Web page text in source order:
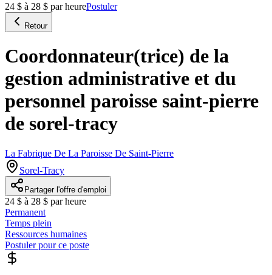
24 $ à 28 $ par heurePostuler
Retour
Coordonnateur(trice) de la
gestion administrative et du
personnel paroisse saint-pierre
de sorel-tracy
La Fabrique De La Paroisse De Saint-Pierre
Sorel-Tracy
Partager l'offre d'emploi
24 $ à 28 $ par heure
Permanent
Temps plein
Ressources humaines
Postuler pour ce poste